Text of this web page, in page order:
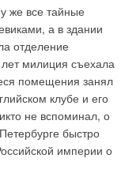
же все тайные
а в здании
отделение
милиция съехала
помещения занял
клубе и его
не вспоминал, о
быстро
империи о